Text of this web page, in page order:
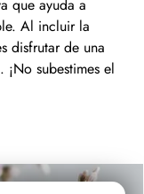
que ayuda a
Al incluir la
disfrutar de una
subestimes el